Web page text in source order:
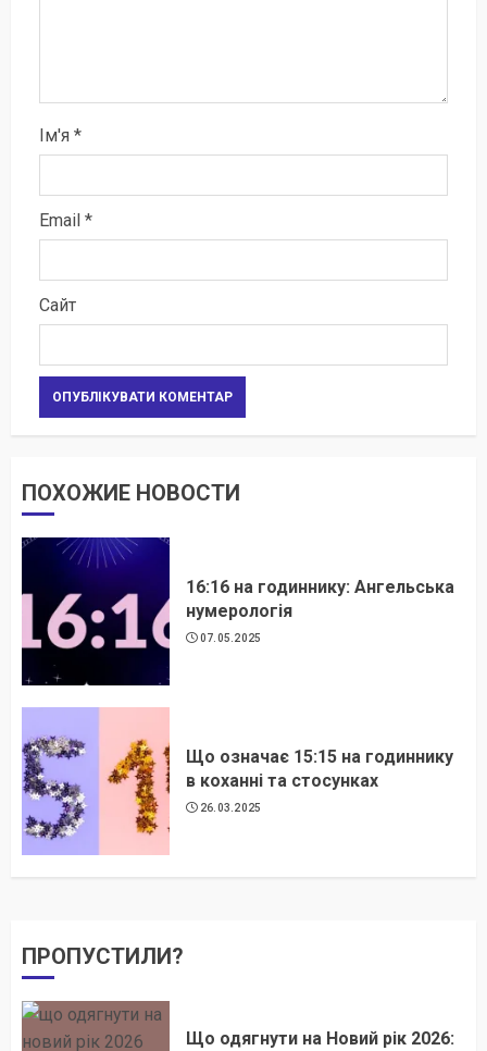
Ім'я *
Email *
Сайт
ПОХОЖИЕ НОВОСТИ
16:16 на годиннику: Ангельська
нумерологія
07.05.2025
Що означає 15:15 на годиннику
в коханні та стосунках
26.03.2025
ПРОПУСТИЛИ?
Що одягнути на Новий рік 2026: